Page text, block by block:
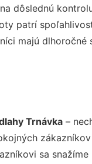
dôslednú
patrí
majú
Trnávka–
sa